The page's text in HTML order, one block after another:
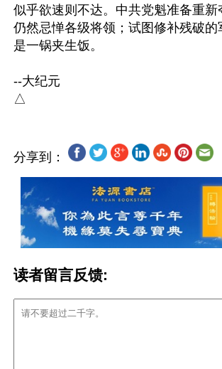
似乎欲速则不达。中共党魁准备重新
仍然忌惮各级将领；试图修补残破的
是一锅夹生饭。
--大纪元
分享到：
读者留言反馈: